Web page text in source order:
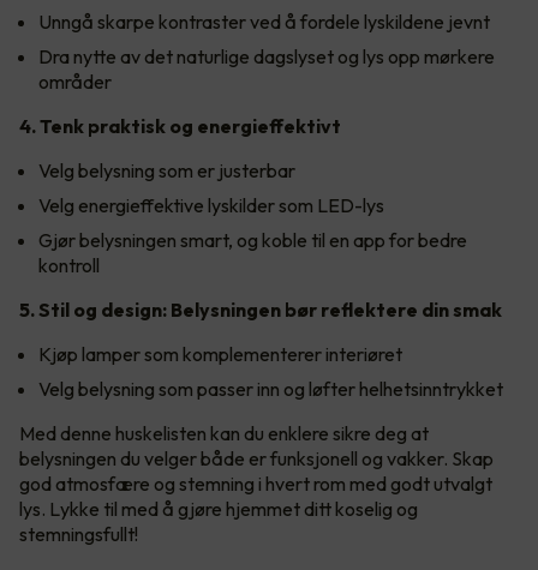
Unngå skarpe kontraster ved å fordele lyskildene jevnt
Dra nytte av det naturlige dagslyset og lys opp mørkere
områder
4. Tenk praktisk og energieffektivt
Velg belysning som er justerbar
Velg energieffektive lyskilder som LED-lys
Gjør belysningen smart, og koble til en app for bedre
kontroll
5. Stil og design: Belysningen bør reflektere din smak
Kjøp lamper som komplementerer interiøret
Velg belysning som passer inn og løfter helhetsinntrykket
Med denne huskelisten kan du enklere sikre deg at
belysningen du velger både er funksjonell og vakker. Skap
god atmosfære og stemning i hvert rom med godt utvalgt
lys. Lykke til med å gjøre hjemmet ditt koselig og
stemningsfullt!